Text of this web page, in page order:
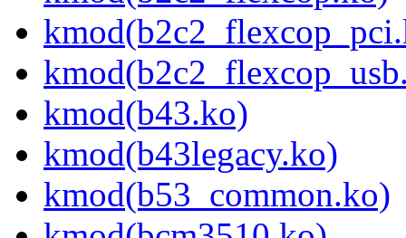
kmod(b43.ko)
kmod(b43legacy.ko)
kmod(b53_common.ko)